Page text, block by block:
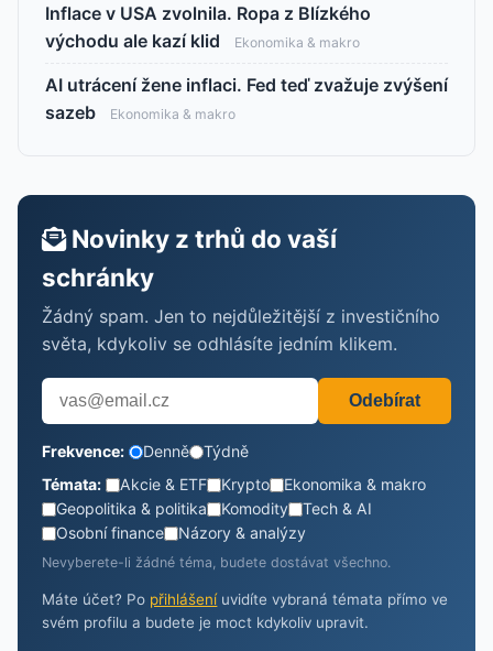
Inflace v USA zvolnila. Ropa z Blízkého
východu ale kazí klid
Ekonomika & makro
AI utrácení žene inflaci. Fed teď zvažuje zvýšení
sazeb
Ekonomika & makro
Novinky z trhů do vaší
schránky
Žádný spam. Jen to nejdůležitější z investičního
světa, kdykoliv se odhlásíte jedním klikem.
Odebírat
Frekvence: Denně
Týdně
Témata:
Akcie & ETF Krypto
Ekonomika & makro
Geopolitika & politika
Komodity
Tech & AI
Osobní finance
Názory & analýzy
Nevyberete-li žádné téma, budete dostávat všechno.
Máte účet? Po přihlášeníuvidíte vybraná témata přímo ve
svém profilu a budete je moct kdykoliv upravit.